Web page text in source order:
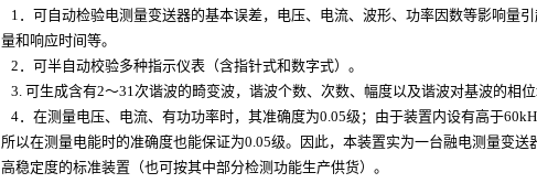
1．可自动检验电测量变送器的基本误差，电压、电流、波形、功率因数等影响量
量和响应时间等。
2．可半自动校验多种指示仪表（含指针式和数字式）。
3. 可生成含有2～31次谐波的畸变波，谐波个数、次数、幅度以及谐波对基波的相位
4．在测量电压、电流、有功功率时，其准确度为0.05级；由于装置内设有高于
所以在测量电能时的准确度也能保证为0.05级。因此，本装置实为一台融电测量变送
高稳定度的标准装置（也可按其中部分检测功能生产供货）。